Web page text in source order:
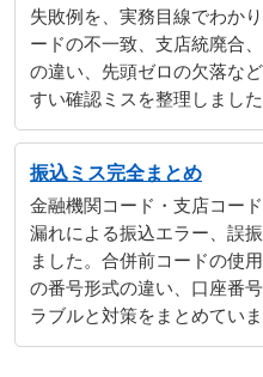
失敗例を、実務目線でわか
ードの不一致、支店統廃合
の違い、先頭ゼロの欠落な
すい確認ミスを整理しました
振込ミス完全まとめ
金融機関コード・支店コー
漏れによる振込エラー、誤
ました。合併前コードの使
の番号形式の違い、口座番
ラブルと対策をまとめていま